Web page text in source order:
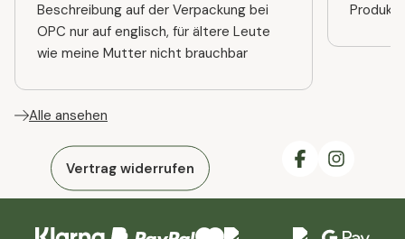
Beschreibung auf der Verpackung bei
OPC nur auf englisch, für ältere Leute
wie meine Mutter nicht brauchbar
Alle ansehen
Vertrag widerrufen